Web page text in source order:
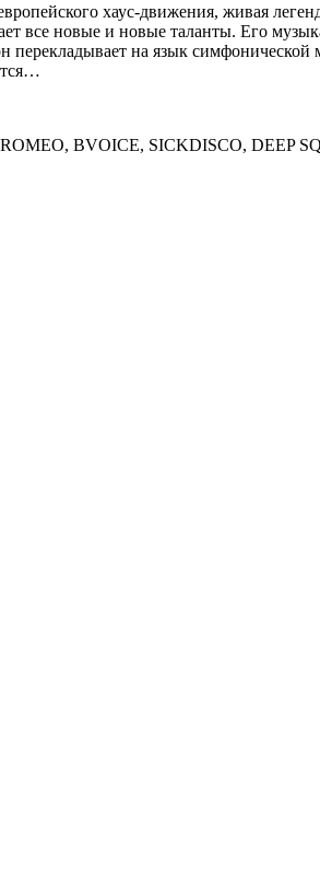
хаус-движения, живая
все новые и новые таланты. Его
на язык
BVOICE, SICKDISCO, DEEP